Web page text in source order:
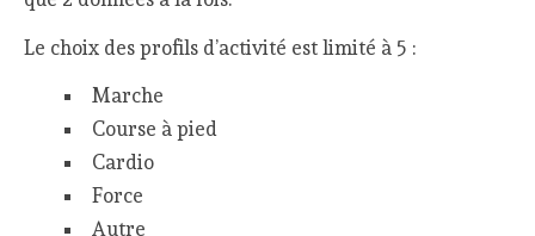
Le choix des profils d’activité est limité à 5 :
Marche
Course à pied
Cardio
Force
Autre